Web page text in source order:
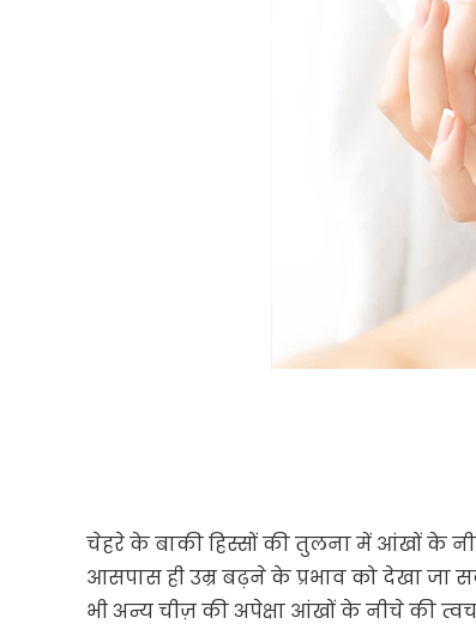
चेहरे के बाकी हिस्सों की तुलना में आंखों के
आसपास ही उम्र बढ़ने के प्रभाव को देखा जा
भी अन्य चीज़ की अपेक्षा आंखों के नीचे की